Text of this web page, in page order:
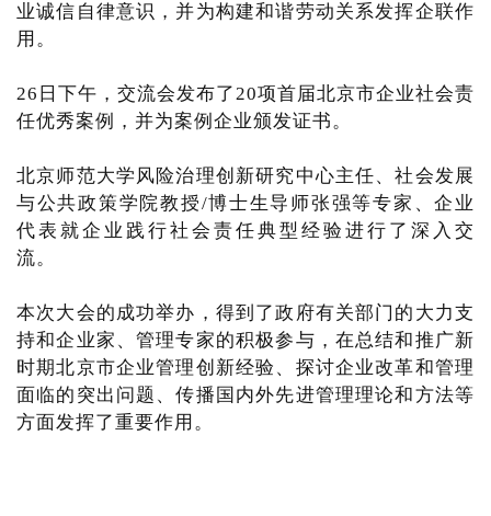
业诚信自律意识，并为构建和谐劳动关系发挥企联作
用。
26日下午，交流会发布了20项首届北京市企业社会责
任优秀案例，并为案例企业颁发证书。
北京师范大学风险治理创新研究中心主任、社会发展
与公共政策学院教授/博士生导师张强等专家、企业
代表就企业践行社会责任典型经验进行了深入交
流。
本次大会的成功举办，得到了政府有关部门的大力支
持和企业家、管理专家的积极参与，在总结和推广新
时期北京市企业管理创新经验、探讨企业改革和管理
面临的突出问题、传播国内外先进管理理论和方法等
方面发挥了重要作用。